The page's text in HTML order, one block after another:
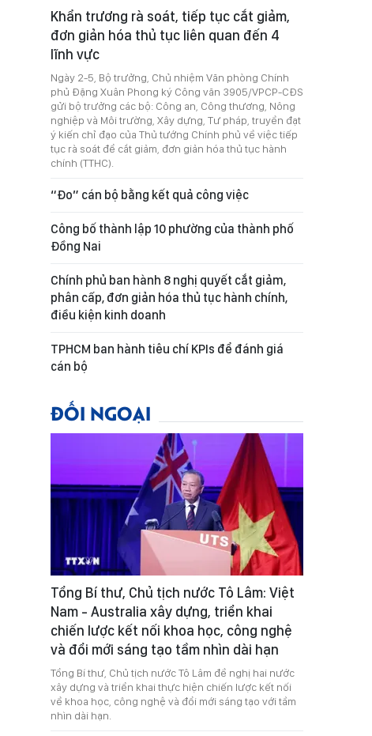
Khẩn trương rà soát, tiếp tục cắt giảm,
đơn giản hóa thủ tục liên quan đến 4
lĩnh vực
Ngày 2-5, Bộ trưởng, Chủ nhiệm Văn phòng Chính
phủ Đặng Xuân Phong ký Công văn 3905/VPCP-CĐS
gửi bộ trưởng các bộ: Công an, Công thương, Nông
nghiệp và Môi trường, Xây dựng, Tư pháp, truyền đạt
ý kiến chỉ đạo của Thủ tướng Chính phủ về việc tiếp
tục rà soát để cắt giảm, đơn giản hóa thủ tục hành
chính (TTHC).
“Đo” cán bộ bằng kết quả công việc
Công bố thành lập 10 phường của thành phố
Đồng Nai
Chính phủ ban hành 8 nghị quyết cắt giảm,
phân cấp, đơn giản hóa thủ tục hành chính,
điều kiện kinh doanh
TPHCM ban hành tiêu chí KPIs để đánh giá
cán bộ
ĐỐI NGOẠI
Tổng Bí thư, Chủ tịch nước Tô Lâm: Việt
Nam - Australia xây dựng, triển khai
chiến lược kết nối khoa học, công nghệ
và đổi mới sáng tạo tầm nhìn dài hạn
Tổng Bí thư, Chủ tịch nước Tô Lâm đề nghị hai nước
xây dựng và triển khai thực hiện chiến lược kết nối
về khoa học, công nghệ và đổi mới sáng tạo với tầm
nhìn dài hạn.